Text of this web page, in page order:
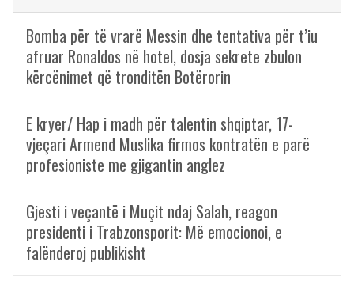
Bomba për të vrarë Messin dhe tentativa për t’iu
afruar Ronaldos në hotel, dosja sekrete zbulon
kërcënimet që tronditën Botërorin
E kryer/ Hap i madh për talentin shqiptar, 17-
vjeçari Armend Muslika firmos kontratën e parë
profesioniste me gjigantin anglez
Gjesti i veçantë i Muçit ndaj Salah, reagon
presidenti i Trabzonsporit: Më emocionoi, e
falënderoj publikisht